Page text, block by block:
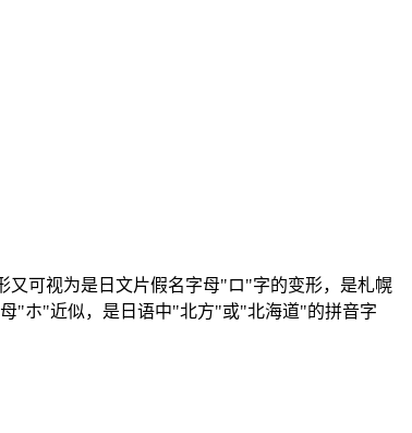
又可视为是日文片假名字母"ロ"字的变形，是札幌
"ホ"近似，是日语中"北方"或"北海道"的拼音字